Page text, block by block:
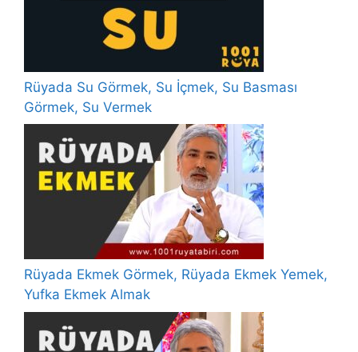
Rüyada Su Görmek, Su İçmek, Su Basması
Görmek, Su Vermek
Rüyada Ekmek Görmek, Rüyada Ekmek Yemek,
Yufka Ekmek Almak